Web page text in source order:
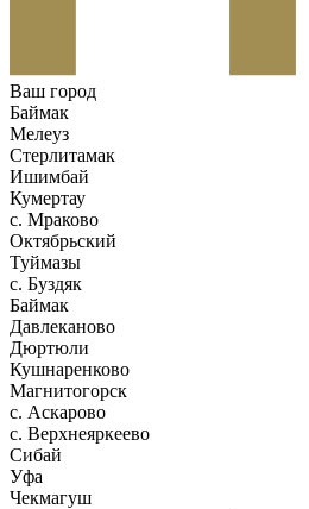
Ваш город
Баймак
Мелеуз
Стерлитамак
Ишимбай
Кумертау
c. Мраково
Октябрьский
Туймазы
c. Буздяк
Баймак
Давлеканово
Дюртюли
Кушнаренково
Магнитогорск
с. Аскарово
с. Верхнеяркеево
Сибай
Уфа
Чекмагуш